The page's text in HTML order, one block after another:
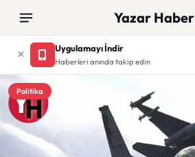
Yazar Haber
Uygulamayı İndir
Haberleri anında takip edin
Politika